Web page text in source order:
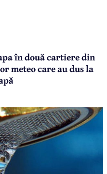
în două cartiere din
meteo care au dus la